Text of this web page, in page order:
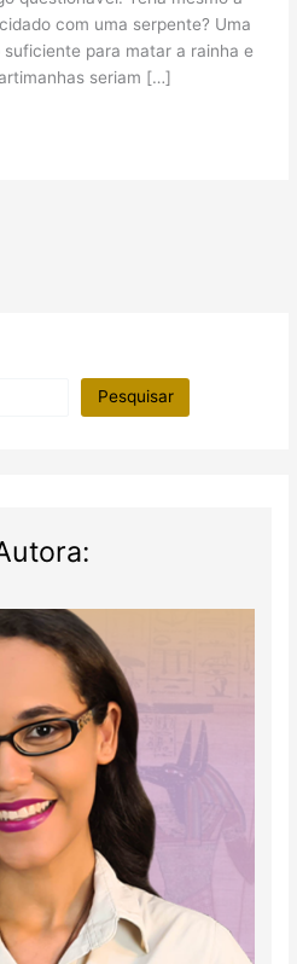
com uma serpente? Uma
para matar a rainha e
seriam […]
Pesquisar